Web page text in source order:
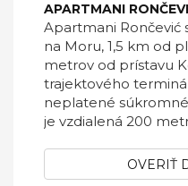
APARTMANI
Apartmani Rončević
na Moru, 1,5 km od
metrov od prístavu
trajektového
neplatené
je vzdialená 200
OVERIŤ